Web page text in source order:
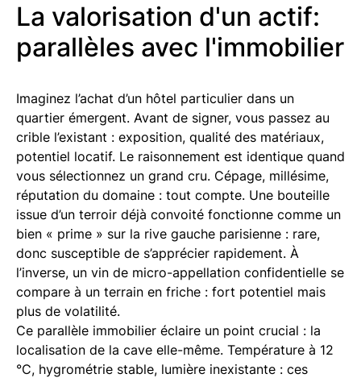
La valorisation d'un actif:
parallèles avec l'immobilier
Imaginez l’achat d’un hôtel particulier dans un
quartier émergent. Avant de signer, vous passez au
crible l’existant : exposition, qualité des matériaux,
potentiel locatif. Le raisonnement est identique quand
vous sélectionnez un grand cru. Cépage, millésime,
réputation du domaine : tout compte. Une bouteille
issue d’un terroir déjà convoité fonctionne comme un
bien « prime » sur la rive gauche parisienne : rare,
donc susceptible de s’apprécier rapidement. À
l’inverse, un vin de micro-appellation confidentielle se
compare à un terrain en friche : fort potentiel mais
plus de volatilité.
Ce parallèle immobilier éclaire un point crucial : la
localisation de la cave elle-même. Température à 12
°C, hygrométrie stable, lumière inexistante : ces